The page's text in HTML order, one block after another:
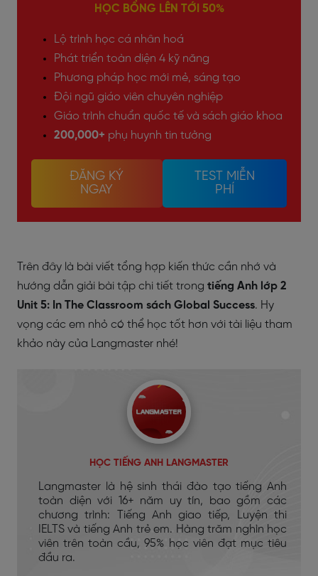
HỌC BỔNG LÊN TỚI 50%
Lộ trình học cá nhân hoá
Phát triển toàn diện 4 kỹ năng
Phương pháp học mới mẻ, sáng tạo
Đội ngũ giáo viên chuyên nghiệp
Giáo trình chuẩn quốc tế và sách giáo khoa
200,000+ phụ huynh tin tưởng
ĐĂNG KÝ
NGAY
TEST MIỄN
PHÍ
Trên đây là bài viết tổng hợp kiến thức cần nhớ và
hướng dẫn giải bài tập chi tiết trong tiếng Anh lớp 2
Unit 5: In The Classroom sách Global Success. Hy
vọng các em nhỏ có thể học tốt hơn với tài liệu tham
khảo này của Langmaster nhé!
HỌC TIẾNG ANH LANGMASTER
Langmaster là hệ sinh thái đào tạo tiếng Anh
toàn diện với 16+ năm uy tín, bao gồm các
chương trình: Tiếng Anh giao tiếp, Luyện thi
IELTS và tiếng Anh trẻ em. Hàng trăm nghìn học
viên trên toàn cầu, 95% học viên đạt mục tiêu
đầu ra.